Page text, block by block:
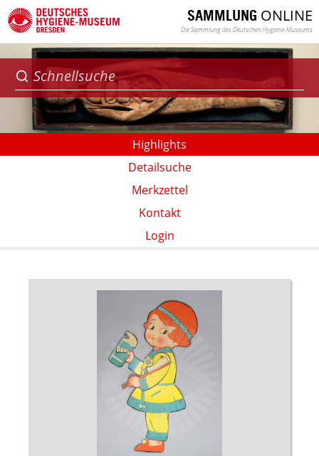
SAMMLUNG ONLINE
Die Sammlung des Deutschen Hygiene-Museums
Highlights
Detailsuche
Merkzettel
Kontakt
Login